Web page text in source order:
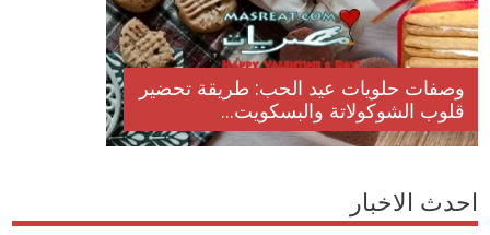
وصفات حلويات عيد الحب: طريقة تحضير
قلوب الشوكولاتة والبسكويت...
احدث الاخبار